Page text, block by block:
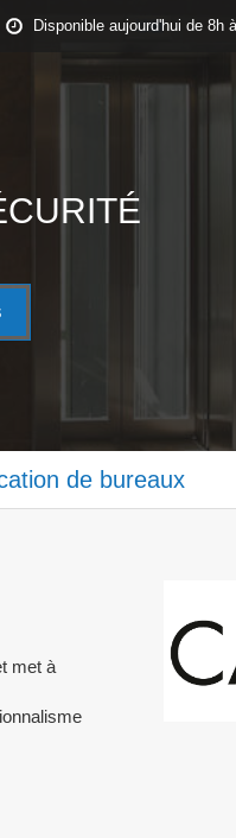
Disponible aujourd'hui de 8h
de bureaux
met à